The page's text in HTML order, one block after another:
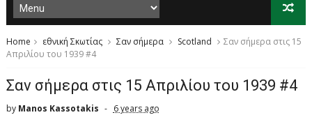
Home εθνική Σκωτίας Σαν σήμερα Scotland
Σαν σήμερα στις 15
Απριλίου του 1939 #4
Σαν σήμερα στις 15 Απριλίου του 1939 #4
by Manos Kassotakis 6 years ago